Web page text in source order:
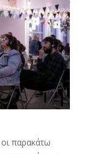
παρακάτω